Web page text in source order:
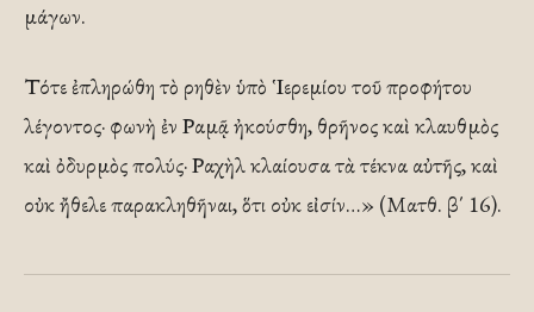
μάγων.
Τότε ἐπληρώθη τὸ ρηθὲν ὑπὸ ῾Ιερεμίου τοῦ προφήτου
λέγοντος· φωνὴ ἐν Ραμᾷ ἠκούσθη, θρῆνος καὶ κλαυθμὸς
καὶ ὀδυρμὸς πολύς· Ραχὴλ κλαίουσα τὰ τέκνα αὐτῆς, καὶ
οὐκ ἤθελε παρακληθῆναι, ὅτι οὐκ εἰσίν…» (Ματθ. β΄ 16).